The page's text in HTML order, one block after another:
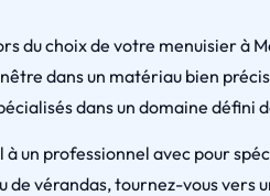
du choix de votre menuisier à
dans un matériau bien
dans un domaine défini
un professionnel avec pour
vérandas, tournez-vous vers